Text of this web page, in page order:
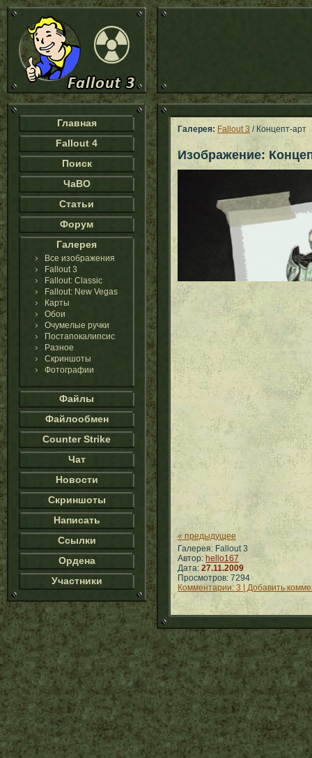
Главная
Fallout 4
Поиск
ЧаВО
Статьи
Форум
Галерея
Все изображения
Fallout 3
Fallout: Classic
Fallout: New Vegas
Карты
Обои
Очумелые ручки
Постапокалипсис
Разное
Скриншоты
Фотографии
Файлы
Файлообмен
Counter Strike
Чат
Новости
Скриншоты
Написать
Ссылки
Ордена
Участники
Галерея: Fallout 3 / Концепт-арт
Изображение:
« предыдущее
Галерея: Fallout 3
Автор: hello167
Дата: 27.11.2009
Просмотров: 7294
Комментарии: 3 | Добавить